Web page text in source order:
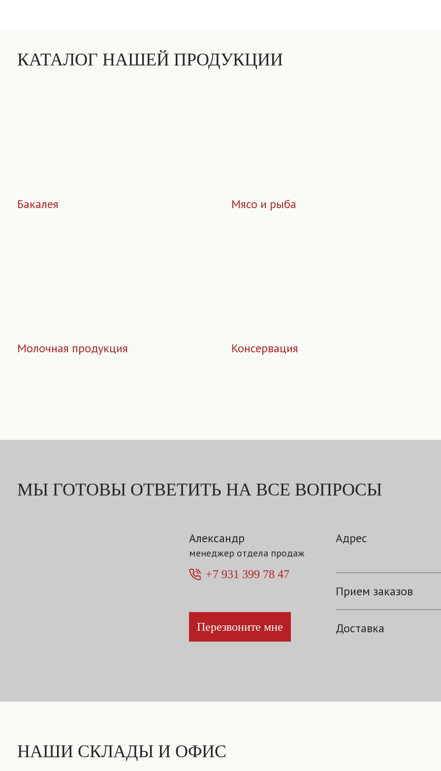
КАТАЛОГ НАШЕЙ ПРОДУКЦИИ
Бакалея Мясо и рыба
Молочная продукция Консервация
МЫ ГОТОВЫ ОТВЕТИТЬ НА ВСЕ ВОПРОСЫ
Александр
менеджер отдела продаж
+7 931 399 78 47
Перезвоните мне
Адрес
Прием заказов
Доставка
НАШИ СКЛАДЫ И ОФИС